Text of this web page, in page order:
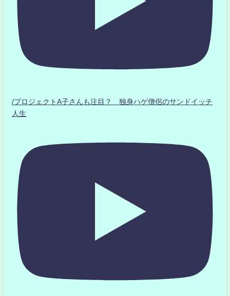
/プロジェクトA子さんも注目？ 独身ハゲ僧侶のサンドイッチ
人生